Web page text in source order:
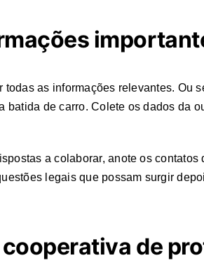
todas as informações relevantes. Ou
batida de carro. Colete os dados da
a colaborar, anote os
legais que possam surgir
de